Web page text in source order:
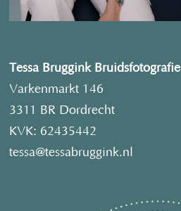
Tessa Bruggink Bruidsfotografie
Varkenmarkt 146
3311 BR Dordrecht
KVK: 62435442
tessa@tessabruggink.nl